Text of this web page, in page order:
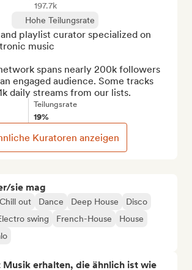
sie mag
Chill out Dance Deep House
Disco
swing French-House
House
Musik erhalten, die ähnlich ist wie
197.7k
Hohe Teilungsrate
playlist curator specialized on
music
spans nearly 200k followers
engaged audience. Some tracks
daily streams from our lists.
Teilungsrate
19%
Kuratoren anzeigen